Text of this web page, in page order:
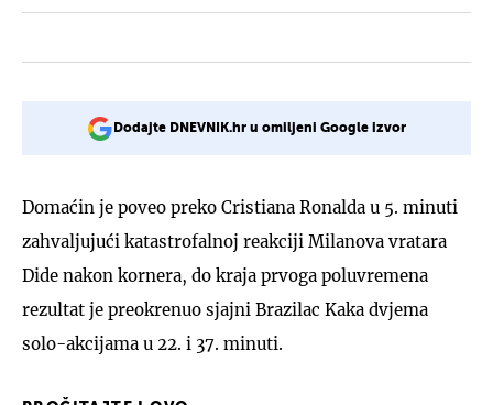
Dodajte DNEVNIK.hr u omiljeni Google izvor
Domaćin je poveo preko Cristiana Ronalda u 5. minuti
zahvaljujući katastrofalnoj reakciji Milanova vratara
Dide nakon kornera, do kraja prvoga poluvremena
rezultat je preokrenuo sjajni Brazilac Kaka dvjema
solo-akcijama u 22. i 37. minuti.